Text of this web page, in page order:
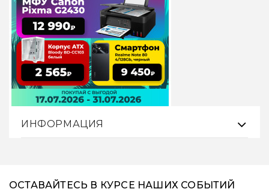
ИНФОРМАЦИЯ
ОСТАВАЙТЕСЬ В КУРСЕ НАШИХ СОБЫТИЙ